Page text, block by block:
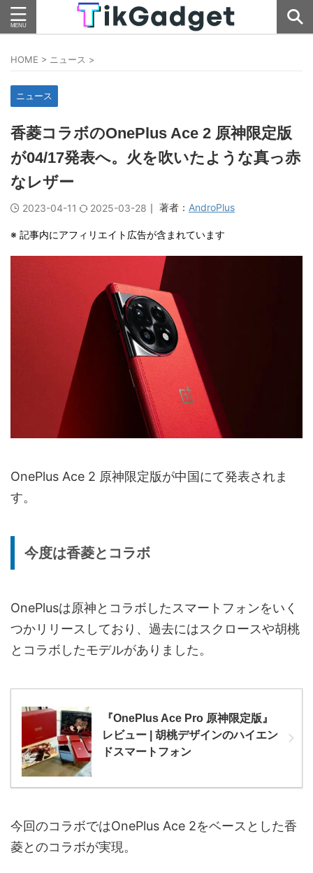
HOME > ニュース >
ニュース
香菱コラボのOnePlus Ace 2 原神限定版
が04/17発表へ。火を吹いたような真っ赤
なレザー
2023-04-11 2025-03-28 ｜ 著者： AndroPlus
※ 記事内にアフィリエイト広告が含まれています
OnePlus Ace 2 原神限定版が中国にて発表されま
す。
今度は香菱とコラボ
OnePlusは原神とコラボしたスマートフォンをいく
つかリリースしており、過去にはスクロースや胡桃
とコラボしたモデルがありました。
『OnePlus Ace Pro 原神限定版』
レビュー | 胡桃デザインのハイエン
ドスマートフォン
今回のコラボではOnePlus Ace 2をベースとした香
菱とのコラボが実現。